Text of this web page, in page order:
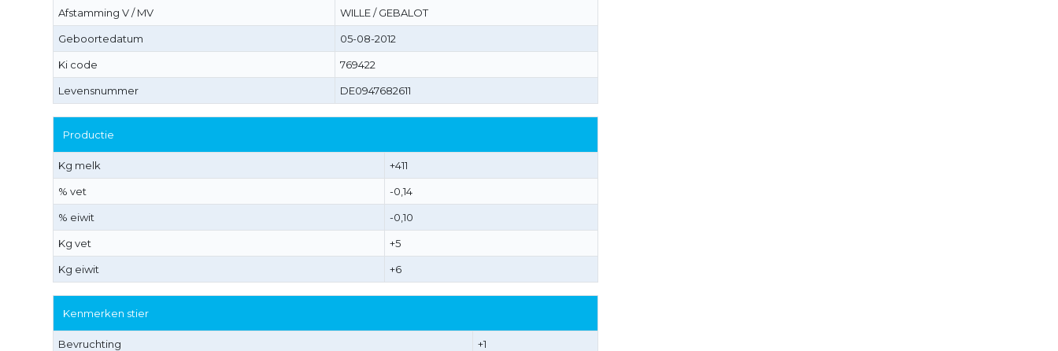
Afstamming V / MV WILLE / GEBALOT
Geboortedatum 05-08-2012
Ki code 769422
Levensnummer DE0947682611
Productie
Kg melk +411
% vet -0,14
% eiwit -0,10
Kg vet +5
Kg eiwit +6
Kenmerken stier
Bevruchting +1